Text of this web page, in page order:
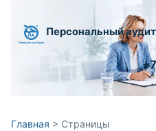
Персональный аудит
Главная > Страницы